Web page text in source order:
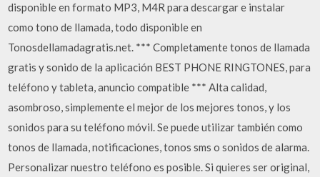
disponible en formato MP3, M4R para descargar e instalar
como tono de llamada, todo disponible en
Tonosdellamadagratis.net. *** Completamente tonos de llamada
gratis y sonido de la aplicación BEST PHONE RINGTONES, para
teléfono y tableta, anuncio compatible *** Alta calidad,
asombroso, simplemente el mejor de los mejores tonos, y los
sonidos para su teléfono móvil. Se puede utilizar también como
tonos de llamada, notificaciones, tonos sms o sonidos de alarma.
Personalizar nuestro teléfono es posible. Si quieres ser original,